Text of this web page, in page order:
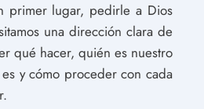
primer lugar, pedirle a Dios
una dirección clara de
qué hacer, quién es nuestro
y cómo proceder con cada